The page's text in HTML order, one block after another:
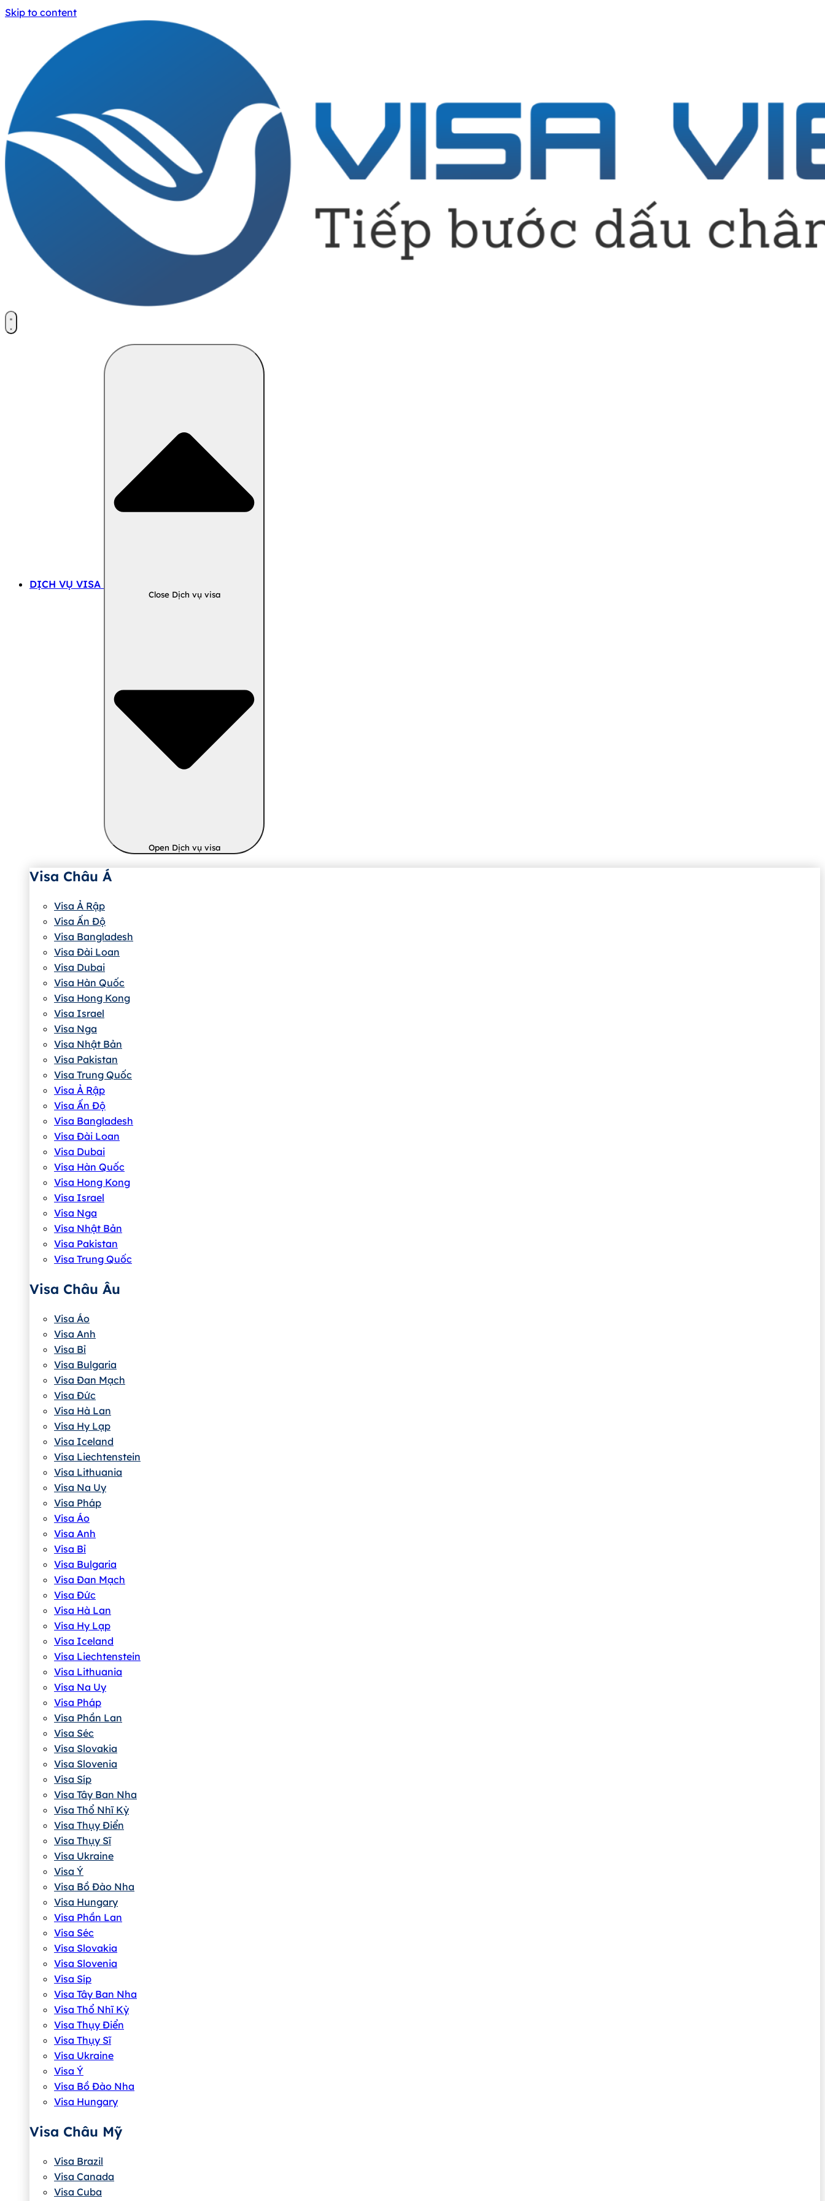
Skip to content
DỊCH VỤ VISA
Close Dịch vụ visa
Open Dịch vụ visa
Visa Châu Á
Visa Ả Rập
Visa Ấn Độ
Visa Bangladesh
Visa Đài Loan
Visa Dubai
Visa Hàn Quốc
Visa Hong Kong
Visa Israel
Visa Nga
Visa Nhật Bản
Visa Pakistan
Visa Trung Quốc
Visa Ả Rập
Visa Ấn Độ
Visa Bangladesh
Visa Đài Loan
Visa Dubai
Visa Hàn Quốc
Visa Hong Kong
Visa Israel
Visa Nga
Visa Nhật Bản
Visa Pakistan
Visa Trung Quốc
Visa Châu Âu
Visa Áo
Visa Anh
Visa Bỉ
Visa Bulgaria
Visa Đan Mạch
Visa Đức
Visa Hà Lan
Visa Hy Lạp
Visa Iceland
Visa Liechtenstein
Visa Lithuania
Visa Na Uy
Visa Pháp
Visa Áo
Visa Anh
Visa Bỉ
Visa Bulgaria
Visa Đan Mạch
Visa Đức
Visa Hà Lan
Visa Hy Lạp
Visa Iceland
Visa Liechtenstein
Visa Lithuania
Visa Na Uy
Visa Pháp
Visa Phần Lan
Visa Séc
Visa Slovakia
Visa Slovenia
Visa Síp
Visa Tây Ban Nha
Visa Thổ Nhĩ Kỳ
Visa Thụy Điển
Visa Thụy Sĩ
Visa Ukraine
Visa Ý
Visa Bồ Đào Nha
Visa Hungary
Visa Phần Lan
Visa Séc
Visa Slovakia
Visa Slovenia
Visa Síp
Visa Tây Ban Nha
Visa Thổ Nhĩ Kỳ
Visa Thụy Điển
Visa Thụy Sĩ
Visa Ukraine
Visa Ý
Visa Bồ Đào Nha
Visa Hungary
Visa Châu Mỹ
Visa Brazil
Visa Canada
Visa Cuba